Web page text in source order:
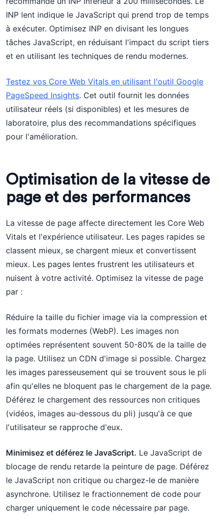
INP lent indique le JavaScript qui prend trop de temps
à exécuter. Optimisez INP en divisant les longues
tâches JavaScript, en réduisant l'impact du script tiers
et en utilisant les techniques de rendu modernes.
Testez vos Core Web Vitals en utilisant l'outil Google
PageSpeed Insights. Cet outil fournit les données
utilisateur réels (si disponibles) et les mesures de
laboratoire, plus des recommandations spécifiques
pour l'amélioration.
Optimisation de la vitesse de
page et des performances
La vitesse de page affecte directement les Core Web
Vitals et l'expérience utilisateur. Les pages rapides se
classent mieux, se chargent mieux et convertissent
mieux. Les pages lentes frustrent les utilisateurs et
nuisent à votre activité. Optimisez la vitesse de page
par :
Réduire la taille du fichier image via la compression et
les formats modernes (WebP). Les images non
optimées représentent souvent 50-80% de la taille de
la page. Utilisez un CDN d'image si possible. Chargez
les images paresseusement qui se trouvent sous le pli
afin qu'elles ne bloquent pas le chargement de la page.
Déférez le chargement des ressources non critiques
(vidéos, images au-dessous du pli) jusqu'à ce que
l'utilisateur se rapproche d'eux.
Minimisez et déférez le JavaScript. Le JavaScript de
blocage de rendu retarde la peinture de page. Déférez
le JavaScript non critique ou chargez-le de manière
asynchrone. Utilisez le fractionnement de code pour
charger uniquement le code nécessaire par page.